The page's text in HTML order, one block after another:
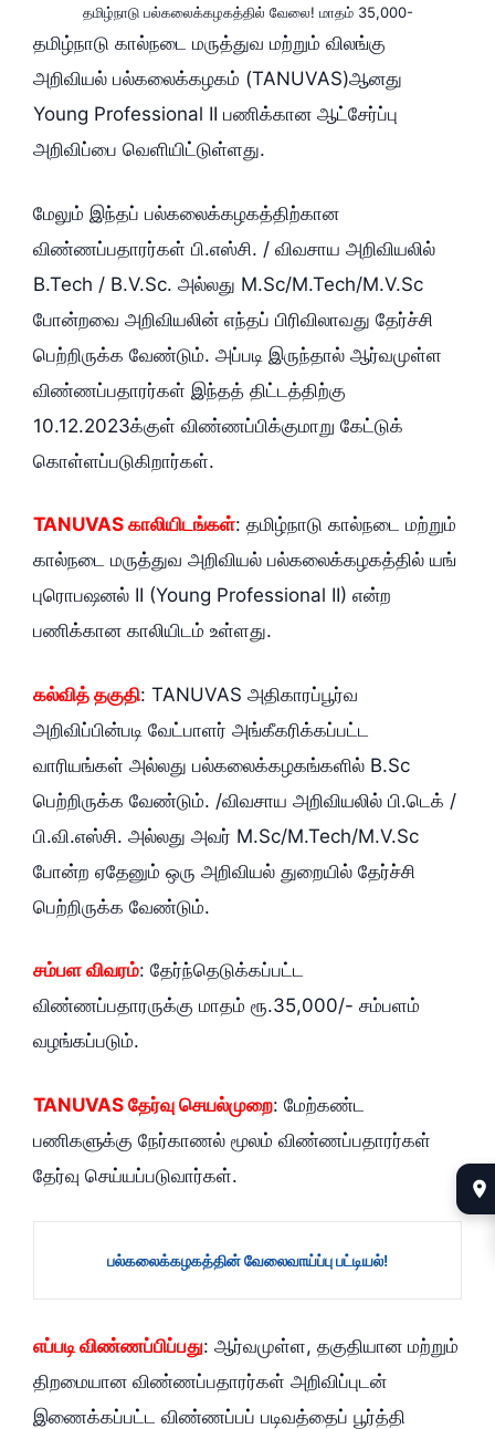
தமிழ்நாடு பல்கலைக்கழகத்தில் வேலை! மாதம் 35,000-
தமிழ்நாடு கால்நடை மருத்துவ மற்றும் விலங்கு
அறிவியல் பல்கலைக்கழகம் (TANUVAS)ஆனது
Young Professional II பணிக்கான ஆட்சேர்ப்பு
அறிவிப்பை வெளியிட்டுள்ளது.
மேலும் இந்தப் பல்கலைக்கழகத்திற்கான
விண்ணப்பதாரர்கள் பி.எஸ்சி. / விவசாய அறிவியலில்
B.Tech / B.V.Sc. அல்லது M.Sc/M.Tech/M.V.Sc
போன்றவை அறிவியலின் எந்தப் பிரிவிலாவது தேர்ச்சி
பெற்றிருக்க வேண்டும். அப்படி இருந்தால் ஆர்வமுள்ள
விண்ணப்பதாரர்கள் இந்தத் திட்டத்திற்கு
10.12.2023க்குள் விண்ணப்பிக்குமாறு கேட்டுக்
கொள்ளப்படுகிறார்கள்.
TANUVAS காலியிடங்கள்: தமிழ்நாடு கால்நடை மற்றும்
கால்நடை மருத்துவ அறிவியல் பல்கலைக்கழகத்தில் யங்
புரொபஷனல் II (Young Professional II) என்ற
பணிக்கான காலியிடம் உள்ளது.
கல்வித் தகுதி: TANUVAS அதிகாரப்பூர்வ
அறிவிப்பின்படி வேட்பாளர் அங்கீகரிக்கப்பட்ட
வாரியங்கள் அல்லது பல்கலைக்கழகங்களில் B.Sc
பெற்றிருக்க வேண்டும். /விவசாய அறிவியலில் பி.டெக் /
பி.வி.எஸ்சி. அல்லது அவர் M.Sc/M.Tech/M.V.Sc
போன்ற ஏதேனும் ஒரு அறிவியல் துறையில் தேர்ச்சி
பெற்றிருக்க வேண்டும்.
சம்பள விவரம்: தேர்ந்தெடுக்கப்பட்ட
விண்ணப்பதாரருக்கு மாதம் ரூ.35,000/- சம்பளம்
வழங்கப்படும்.
TANUVAS தேர்வு செயல்முறை: மேற்கண்ட
பணிகளுக்கு நேர்காணல் மூலம் விண்ணப்பதாரர்கள்
தேர்வு செய்யப்படுவார்கள்.
பல்கலைக்கழகத்தின் வேலைவாய்ப்பு பட்டியல்!
எப்படி விண்ணப்பிப்பது: ஆர்வமுள்ள, தகுதியான மற்றும்
திறமையான விண்ணப்பதாரர்கள் அறிவிப்புடன்
இணைக்கப்பட்ட விண்ணப்பப் படிவத்தைப் பூர்த்தி